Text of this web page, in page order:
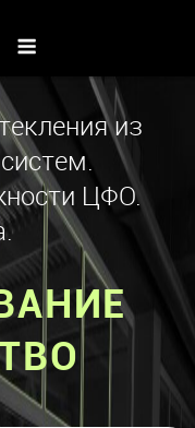
из
ЦФО.